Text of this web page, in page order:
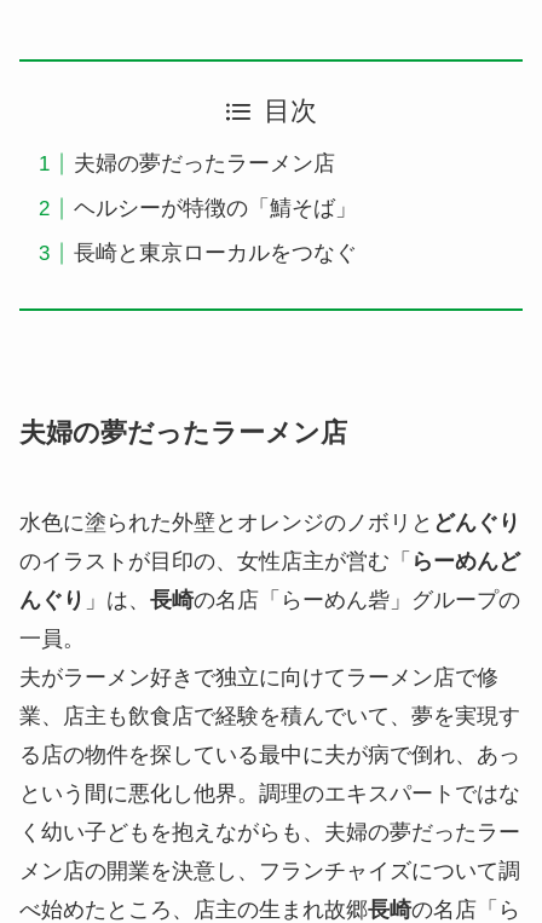
目次
夫婦の夢だったラーメン店
ヘルシーが特徴の「鯖そば」
長崎と東京ローカルをつなぐ
夫婦の夢だったラーメン店
水色に塗られた外壁とオレンジのノボリと どんぐり
のイラストが目印の、女性店主が営む「 らーめんど
んぐり 」は、 長崎の名店「らーめん砦」グループの
一員。
夫がラーメン好きで独立に向けてラーメン店で修
業、店主も飲食店で経験を積んでいて、夢を実現す
る店の物件を探している最中に夫が病で倒れ、あっ
という間に悪化し他界。調理のエキスパートではな
く幼い子どもを抱えながらも、夫婦の夢だったラー
メン店の開業を決意し、フランチャイズについて調
べ始めたところ、店主の生まれ故郷長崎の名店「ら